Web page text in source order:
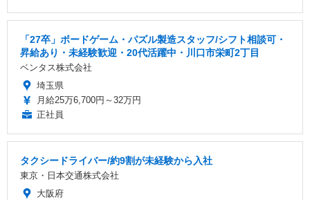
「27卒」ボードゲーム・パズル製造スタッフ/シフト相談可・
昇給あり・未経験歓迎・20代活躍中・川口市栄町2丁目
ベンタス株式会社
埼玉県
月給25万6,700円～32万円
正社員
タクシードライバー/約9割が未経験から入社
東京・日本交通株式会社
大阪府